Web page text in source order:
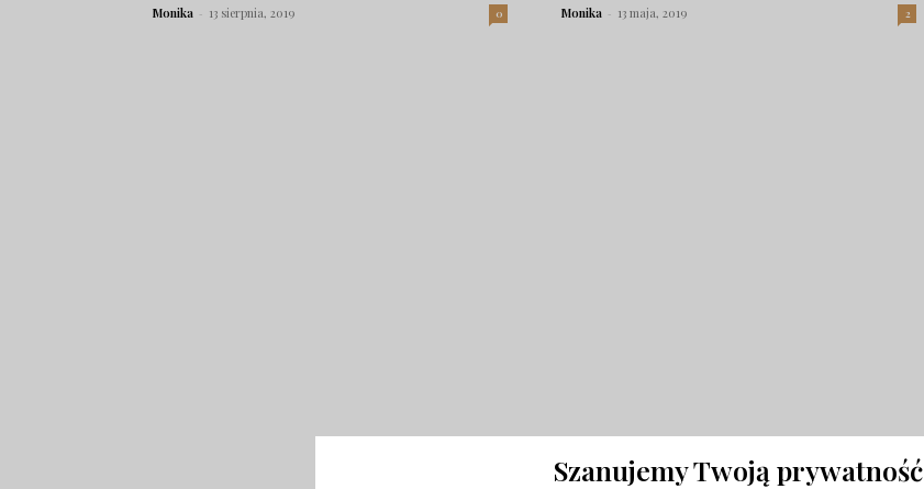
Monika - 13 sierpnia, 2019 0 Monika - 13 maja, 2019 2
Szanujemy Twoją prywatność